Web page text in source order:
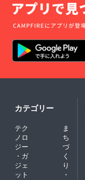
カテゴリー
テク
ノロ
ジー
・ガ
ジェ
ット
ま
ち
づ
く
り
・